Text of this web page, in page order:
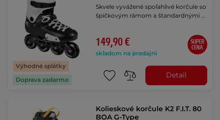
Výhodné splátky
Doprava zadarmo
Skvele vyvážené spoľahlivé korčule so
špičkovým rámom a štandardnými …
149,90 €
skladom na predajni
SUPER
CENA
Detail
Kolieskové korčule K2 F.I.T. 80
BOA G-Type